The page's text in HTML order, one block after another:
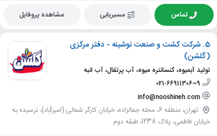
تماس مسیریابی مشاهده پروفایل
5. شرکت کشت و صنعت نوشینه - دفتر مرکزی
(گلشن)
تولید آبمیوه، کنسانتره میوه، آب پرتقال، آب انبه
021-66911306~9
info@nooshineh.com
تهران، منطقه 6، محله جمالزاده، خیابان کارگر شمالی (امیرآباد)، نرسیده به
خیابان فاطمی، پلاک 1238، طبقه دوم